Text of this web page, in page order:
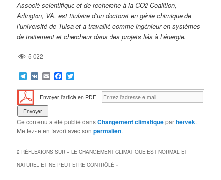
Associé scientifique et de recherche à la CO2 Coalition,
Arlington, VA, est titulaire d’un doctorat en génie chimique de
l’université de Tulsa et a travaillé comme ingénieur en systèmes
de traitement et chercheur dans des projets liés à l’énergie.
5 022
Telegram
VK EmailFacebook
Envoyer l'article en PDF
Ce contenu a été publié dansChangement climatiqueparhervek.
Mettez-le en favori avec sonpermalien.
2 RÉFLEXIONS SUR «LE CHANGEMENT CLIMATIQUE EST NORMAL ET
NATUREL ET NE PEUT ÊTRE CONTRÔLÉ »